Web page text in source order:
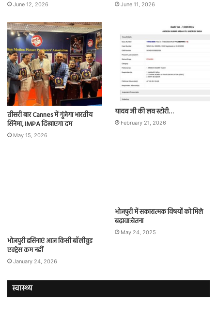
June 12, 2026 June 11, 2026
तीसरी बार Cannes में गूंजेगा भारतीय
सिनेमा, IMPA दिखाएगा दम
May 15, 2026
यादव जी की लव स्टोरी…
February 21, 2026
भोजपुरी हसिनाएं आज किसी बॉलीवुड
एक्ट्रेस कम नहीं
January 24, 2026
भोजपुरी में सकारात्मक विषयों को मिले
बढ़ावा:चेतना
May 24, 2025
स्वास्थ्य